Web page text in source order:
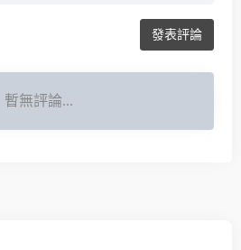
發表評論
暫無評論...